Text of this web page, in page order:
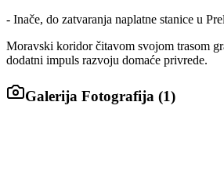
- Inače, do zatvaranja naplatne stanice u
Moravski koridor čitavom svojom trasom
dodatni impuls razvoju domaće privrede.
Galerija Fotografija (1)